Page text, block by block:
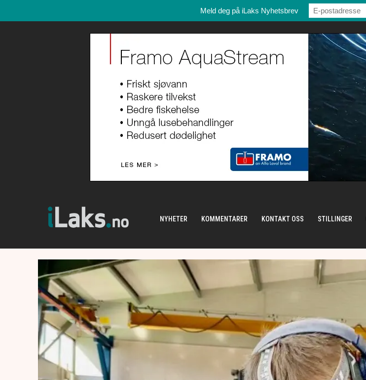
NYHETER KOMMENTARER KONTAKT OSS STILLINGER
Meld deg på iLaks Nyhetsbrev